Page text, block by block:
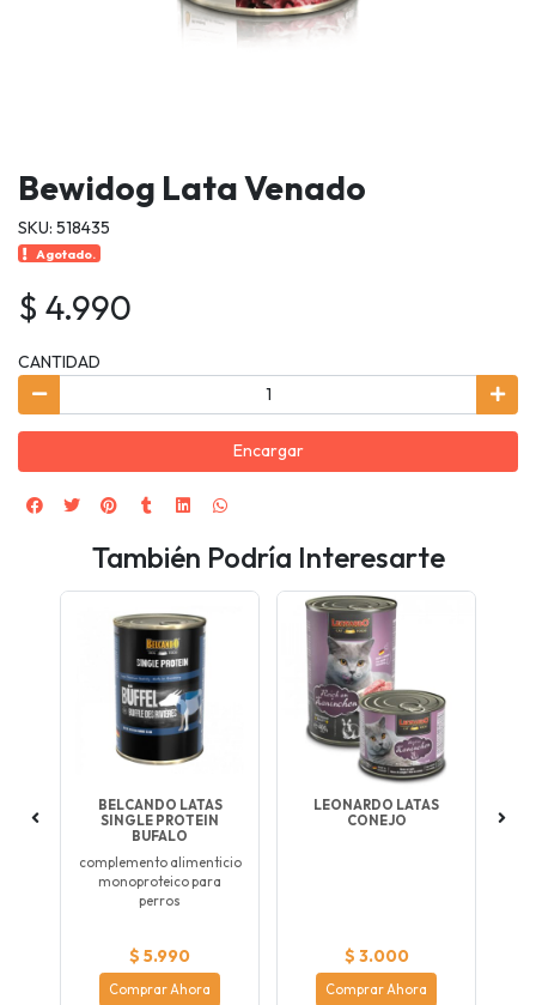
Bewidog Lata Venado
SKU: 518435
Agotado.
$ 4.990
CANTIDAD
Encargar
También Podría Interesarte
BELCANDO LATAS
SINGLE PROTEIN
BUFALO
complemento alimenticio
monoproteico para
perros
$ 5.990
Comprar Ahora
LEONARDO LATAS
CONEJO
$ 3.000
Comprar Ahora